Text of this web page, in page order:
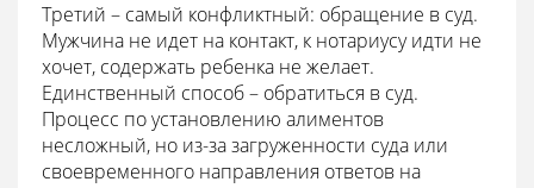
Третий – самый конфликтный: обращение в суд.
Мужчина не идет на контакт, к нотариусу идти не
хочет, содержать ребенка не желает.
Единственный способ – обратиться в суд.
Процесс по установлению алиментов
несложный, но из-за загруженности суда или
своевременного направления ответов на